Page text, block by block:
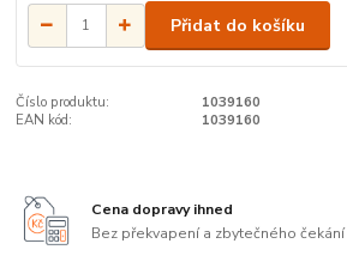
Přidat do košíku
Číslo produktu:
1039160
EAN kód:
1039160
Cena dopravy ihned
Bez překvapení a zbytečného čekání